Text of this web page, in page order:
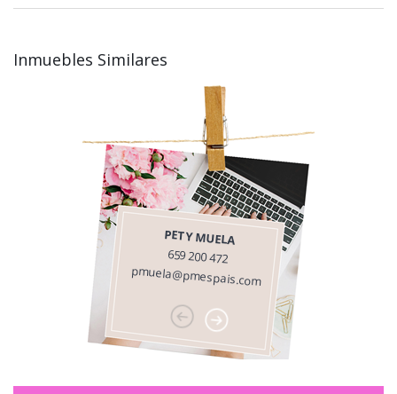
Inmuebles Similares
PETY MUELA
659 200 472
pmuela@pmespais.com